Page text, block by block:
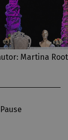
Martina Root